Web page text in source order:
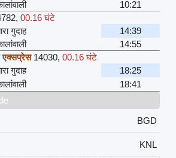
10:21
, 00.16 घंटे
गुदाह
14:39
14:55
एक्सप्रेस 14030, 00.16 घंटे
गुदाह
18:25
18:41
BGD
KNL